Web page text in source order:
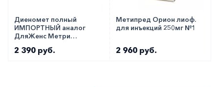
Диеномет полный
ИМПОРТНЫЙ аналог
ДляЖенс Метри
2 390 руб.
Метипред Орион лиоф.
для инъекций 250мг №1
2 960 руб.